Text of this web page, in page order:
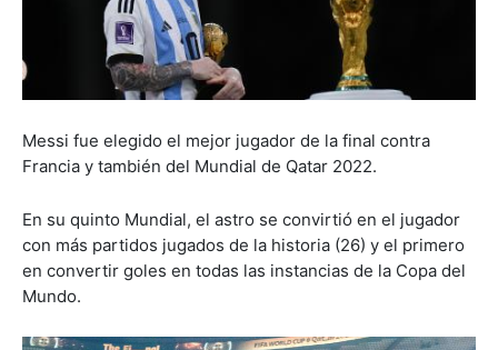
Messi fue elegido el mejor jugador de la final contra
Francia y también del Mundial de Qatar 2022.
En su quinto Mundial, el astro se convirtió en el jugador
con más partidos jugados de la historia (26) y el primero
en convertir goles en todas las instancias de la Copa del
Mundo.